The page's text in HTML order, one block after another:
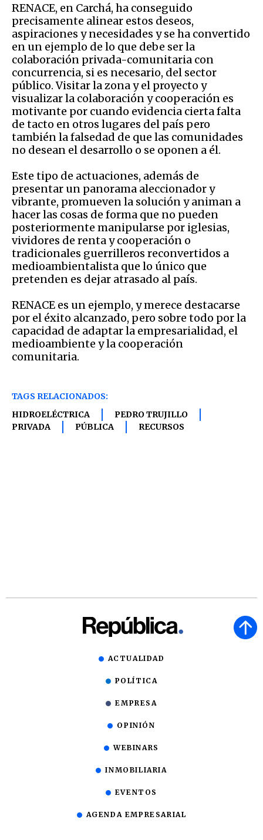
RENACE, en Carchá, ha conseguido
precisamente alinear estos deseos,
aspiraciones y necesidades y se ha convertido
en un ejemplo de lo que debe ser la
colaboración privada-comunitaria con
concurrencia, si es necesario, del sector
público. Visitar la zona y el proyecto y
visualizar la colaboración y cooperación es
motivante por cuando evidencia cierta falta
de tacto en otros lugares del país pero
también la falsedad de que las comunidades
no desean el desarrollo o se oponen a él.
Este tipo de actuaciones, además de
presentar un panorama aleccionador y
vibrante, promueven la solución y animan a
hacer las cosas de forma que no pueden
posteriormente manipularse por iglesias,
vividores de renta y cooperación o
tradicionales guerrilleros reconvertidos a
medioambientalista que lo único que
pretenden es dejar atrasado al país.
RENACE es un ejemplo, y merece destacarse
por el éxito alcanzado, pero sobre todo por la
capacidad de adaptar la empresarialidad, el
medioambiente y la cooperación
comunitaria.
TAGS RELACIONADOS:
HIDROELÉCTRICA
PEDRO TRUJILLO
PRIVADA
PÚBLICA RECURSOS
ACTUALIDAD
POLÍTICA
EMPRESA
OPINIÓN
WEBINARS
INMOBILIARIA
EVENTOS
AGENDA EMPRESARIAL